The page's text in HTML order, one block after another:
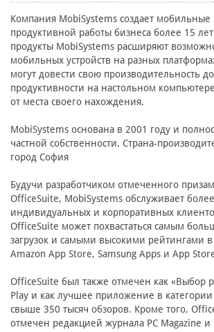
Компания MobiSystems создает
продуктивной работы бизнеса более 15
продукты MobiSystems расширяют
мобильных устройств на разных
могут довести свою производительность
продуктивности на настольном
от места своего нахождения.
MobiSystems основана в 2001 году и
частной собственности. Страна-
город София
Будучи разработчиком отмеченного
OfficeSuite, MobiSystems обслуживает
индивидуальных и корпоративных
OfficeSuite может похвастаться самым
загрузок и самыми высокими рейтингами в
Amazon App Store, Samsung Apps и App
OfficeSuite был также отмечен как «Выбор
Play и как лучшее приложение в
свыше 350 тысяч обзоров. Кроме того,
отмечен редакцией журнала PC Magazine и